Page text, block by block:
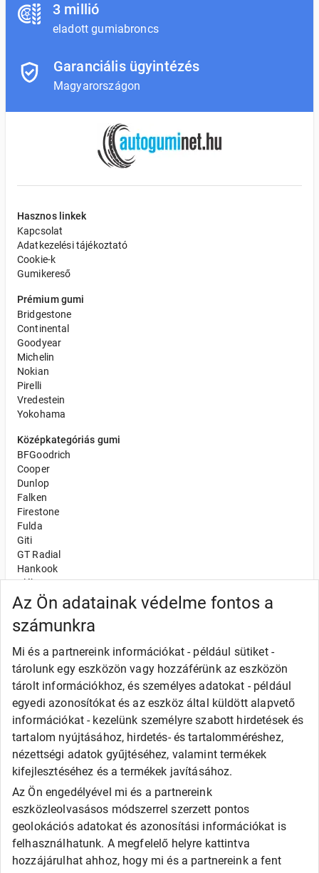
Az Ön adatainak védelme fontos a
számunkra
Mi és a partnereink információkat - például sütiket -
tárolunk egy eszközön vagy hozzáférünk az eszközön
tárolt információkhoz, és személyes adatokat - például
egyedi azonosítókat és az eszköz által küldött alapvető
információkat - kezelünk személyre szabott hirdetések és
tartalom nyújtásához, hirdetés- és tartalomméréshez,
nézettségi adatok gyűjtéséhez, valamint termékek
kifejlesztéséhez és a termékek javításához.
Az Ön engedélyével mi és a partnereink
eszközleolvasásos módszerrel szerzett pontos
geolokációs adatokat és azonosítási információkat is
felhasználhatunk. A megfelelő helyre kattintva
hozzájárulhat ahhoz, hogy mi és a partnereink a fent
3 millió
eladott gumiabroncs
Garanciális ügyintézés
Magyarországon
Hasznos linkek
Kapcsolat
Adatkezelési tájékoztató
Cookie-k
Gumikereső
Prémium gumi
Bridgestone
Continental
Goodyear
Michelin
Nokian
Pirelli
Vredestein
Yokohama
Középkategóriás gumi
BFGoodrich
Cooper
Dunlop
Falken
Firestone
Fulda
Giti
GT Radial
Hankook
Kléber
Kumho
Nexen
Semperit
Uniroyal
Olcsó gumi
Apollo
Barum
Debica
Fortune
General
Goodride
Kingstar
Laufenn
LEAO
Matador
Roadx